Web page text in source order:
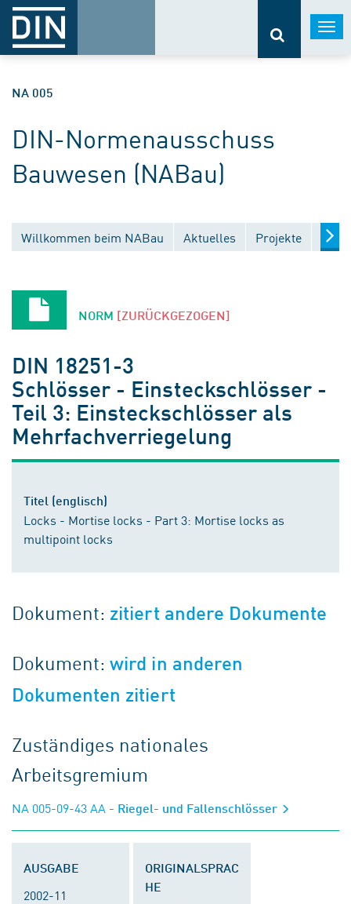
NA 005
DIN-Normenausschuss
Bauwesen (NABau)
Willkommen beim NABau Aktuelles Projekte
NORM [ZURÜCKGEZOGEN]
DIN 18251-3
Schlösser - Einsteckschlösser -
Teil 3: Einsteckschlösser als
Mehrfachverriegelung
Titel (englisch)
Locks - Mortise locks - Part 3: Mortise locks as
multipoint locks
Dokument: zitiert andere Dokumente
Dokument:wird in anderen
Dokumenten zitiert
Zuständiges nationales
Arbeitsgremium
NA 005-09-43 AA - Riegel- und Fallenschlösser
AUSGABE
2002-11
ORIGINALSPRAC
HE